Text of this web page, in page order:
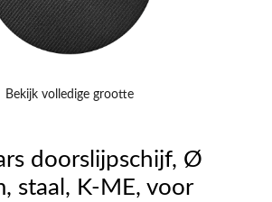
Bekijk volledige grootte
doorslijpschijf, Ø
staal, K-ME, voor